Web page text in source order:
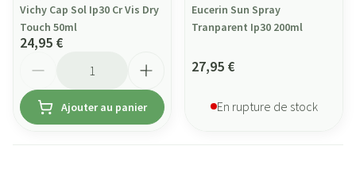
Vichy Cap Sol Ip30 Cr Vis Dry
Touch 50ml
24,95 €
Ajouter au panier
Eucerin Sun Spray
Tranparent Ip30 200ml
27,95 €
En rupture de stock